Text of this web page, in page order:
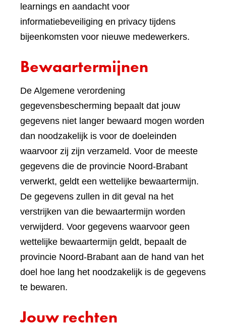
learnings en aandacht voor
informatiebeveiliging en privacy tijdens
bijeenkomsten voor nieuwe medewerkers.
Bewaartermijnen
De Algemene verordening
gegevensbescherming bepaalt dat jouw
gegevens niet langer bewaard mogen worden
dan noodzakelijk is voor de doeleinden
waarvoor zij zijn verzameld. Voor de meeste
gegevens die de provincie Noord-Brabant
verwerkt, geldt een wettelijke bewaartermijn.
De gegevens zullen in dit geval na het
verstrijken van die bewaartermijn worden
verwijderd. Voor gegevens waarvoor geen
wettelijke bewaartermijn geldt, bepaalt de
provincie Noord-Brabant aan de hand van het
doel hoe lang het noodzakelijk is de gegevens
te bewaren.
Jouw rechten